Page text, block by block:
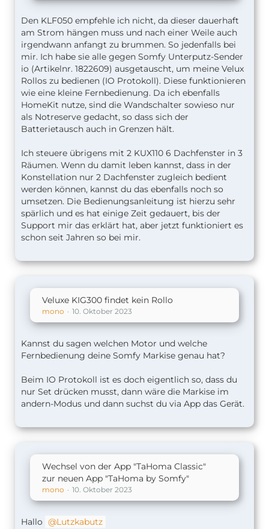
Den KLF050 empfehle ich nicht, da dieser dauerhaft
am Strom hängen muss und nach einer Weile auch
irgendwann anfangt zu brummen. So jedenfalls bei
mir. Ich habe sie alle gegen Somfy Unterputz-Sender
io (Artikelnr. 1822609) ausgetauscht, um meine Velux
Rollos zu bedienen (IO Protokoll). Diese funktionieren
wie eine kleine Fernbedienung. Da ich ebenfalls
HomeKit nutze, sind die Wandschalter sowieso nur
als Notreserve gedacht, so dass sich der
Batterietausch auch in Grenzen hält.
Ich steuere übrigens mit 2 KUX110 6 Dachfenster in 3
Räumen. Wenn du damit leben kannst, dass in der
Konstellation nur 2 Dachfenster zugleich bedient
werden können, kannst du das ebenfalls noch so
umsetzen. Die Bedienungsanleitung ist hierzu sehr
spärlich und es hat einige Zeit gedauert, bis der
Support mir das erklärt hat, aber jetzt funktioniert es
schon seit Jahren so bei mir.
Veluxe KIG300 findet kein Rollo
mono 10. Oktober 2023
Kannst du sagen welchen Motor und welche
Fernbedienung deine Somfy Markise genau hat?
Beim IO Protokoll ist es doch eigentlich so, dass du
nur Set drücken musst, dann wäre die Markise im
andern-Modus und dann suchst du via App das Gerät.
Wechsel von der App "TaHoma Classic"
zur neuen App "TaHoma by Somfy"
mono 10. Oktober 2023
Hallo Lutzkabutz